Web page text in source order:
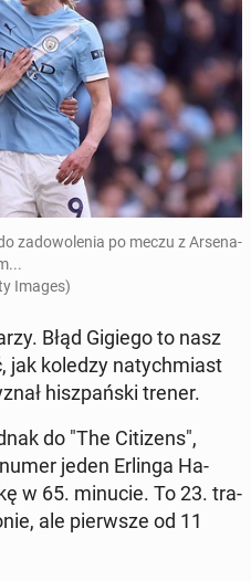
za­do­wo­le­nia po meczu z Ar­se­na­
Images)
Błąd Gigiego to nasz
jak koledzy na­tych­miast
hisz­pań­ski trener.
do "The Ci­ti­zens",
jeden Erlinga Ha­
w 65. minucie. To 23. tra­
ale pierw­sze od 11